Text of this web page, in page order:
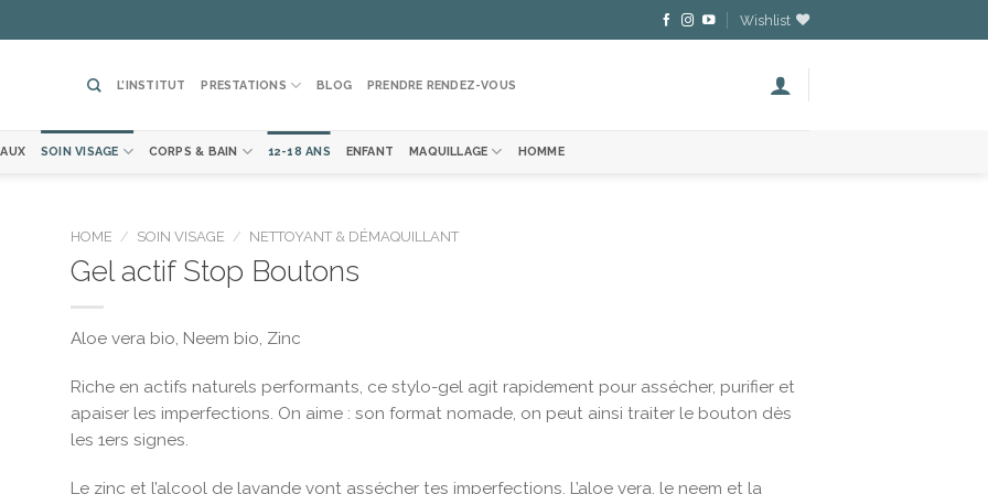
Wishlist
L’INSTITUT PRESTATIONS BLOG PRENDRE RENDEZ-VOUS
SOIN VISAGE CORPS & BAIN 12-18 ANS ENFANT MAQUILLAGE HOMME
HOME / SOIN VISAGE / NETTOYANT & DÉMAQUILLANT
Gel actif Stop Boutons
Aloe vera bio, Neem bio, Zinc
Riche en actifs naturels performants, ce stylo-gel agit rapidement pour assécher, purifier et
apaiser les imperfections. On aime : son format nomade, on peut ainsi traiter le bouton dès
les 1ers signes.
Le zinc et l’alcool de lavande vont assécher tes imperfections. L’aloe vera, le neem et la